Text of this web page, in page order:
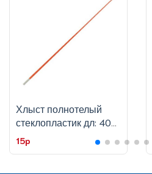
Хлыст полнотелый
стеклопластик дл: 40
см, д 3.9 мм
15p